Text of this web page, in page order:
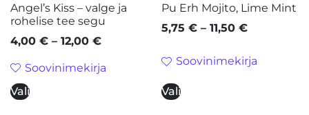
Angel’s Kiss – valge ja
rohelise tee segu
4,00 € – 12,00 €
Soovinimekirja
Vali
Pu Erh Mojito, Lime Mint
5,75 € – 11,50 €
Soovinimekirja
Vali